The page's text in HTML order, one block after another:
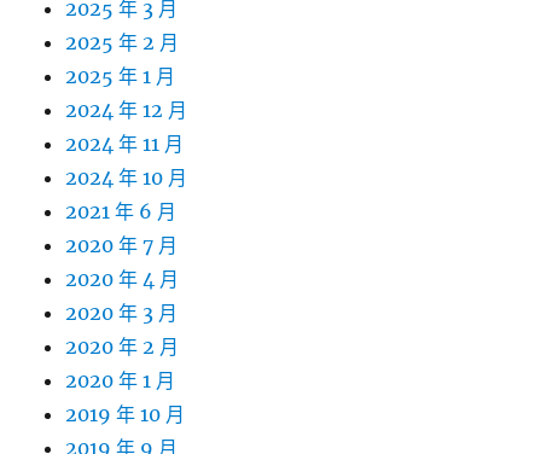
2025 年 3 月
2025 年 2 月
2025 年 1 月
2024 年 12 月
2024 年 11 月
2024 年 10 月
2021 年 6 月
2020 年 7 月
2020 年 4 月
2020 年 3 月
2020 年 2 月
2020 年 1 月
2019 年 10 月
2019 年 9 月